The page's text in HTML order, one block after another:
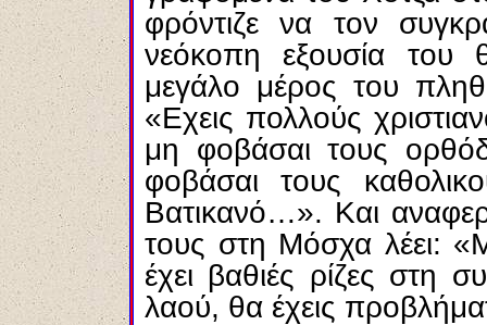
φρόντιζε να τον
νεόκοπη εξουσία του
μεγάλο μέρος του
«Εχεις πολλούς
μη φοβάσαι τους
φοβάσαι τους
Βατικανό…». Και
τους στη Μόσχα λέει:
έχει βαθιές ρίζες στη
λαού, θα έχεις